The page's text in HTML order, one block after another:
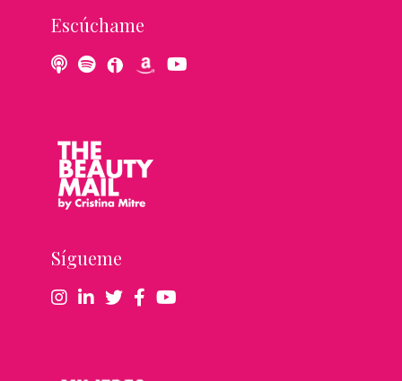
Escúchame
Sígueme